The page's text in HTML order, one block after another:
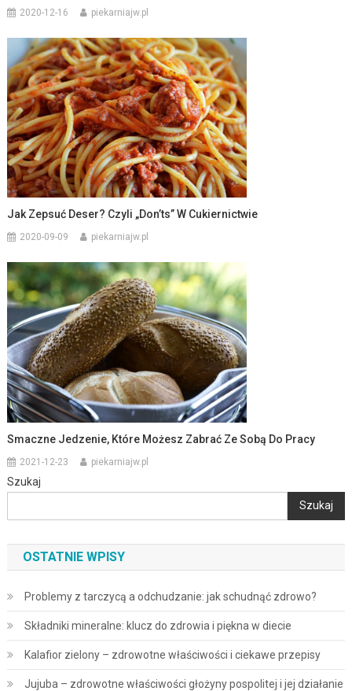
2020-12-16 piekarniajw.pl
Jak Zepsuć Deser? Czyli „don’ts” W Cukiernictwie
2020-09-09 piekarniajw.pl
Smaczne Jedzenie, Które Możesz Zabrać Ze Sobą Do Pracy
2021-12-23 piekarniajw.pl
Szukaj
Szukaj
OSTATNIE WPISY
Problemy z tarczycą a odchudzanie: jak schudnąć zdrowo?
Składniki mineralne: klucz do zdrowia i piękna w diecie
Kalafior zielony – zdrowotne właściwości i ciekawe przepisy
Jujuba – zdrowotne właściwości głożyny pospolitej i jej działanie